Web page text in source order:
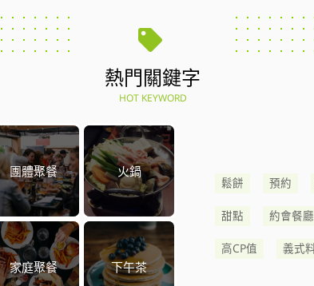
熱門關鍵字
HOT KEYWORD
團體聚餐 火鍋
家庭聚餐 下午茶
鬆餅 預約
甜點 約會餐廳
高CP值 義式